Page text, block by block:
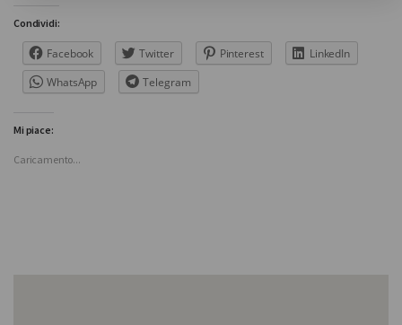
Condividi:
Facebook Twitter Pinterest
LinkedIn
WhatsApp
Telegram
Mi piace:
Caricamento...